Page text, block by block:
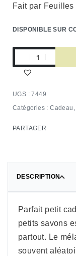
Fait par Feuilles
DISPONIBLE SUR
7449
Catégories :Cadeau
PARTAGER
DESCRIPTION
Parfait petit
petits savons
partout. Le
souvent